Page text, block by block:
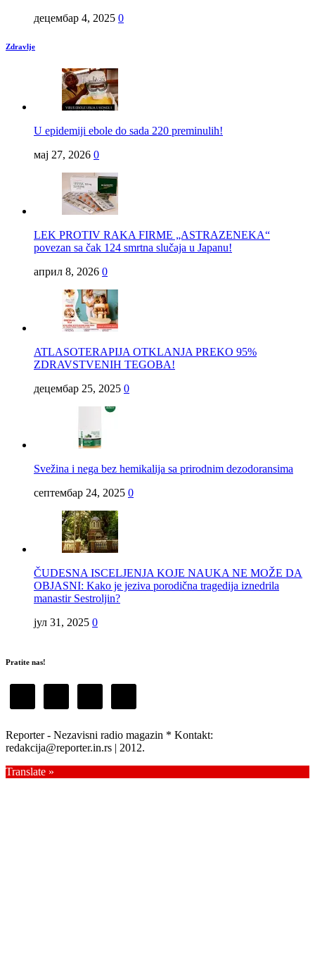
децембар 4, 2025 0
Zdravlje
U epidemiji ebole do sada 220 preminulih!
мај 27, 2026 0
LEK PROTIV RAKA FIRME „ASTRAZENEKA“
povezan sa čak 124 smrtna slučaja u Japanu!
април 8, 2026 0
ATLASOTERAPIJA OTKLANJA PREKO 95%
ZDRAVSTVENIH TEGOBA!
децембар 25, 2025 0
Svežina i nega bez hemikalija sa prirodnim dezodoransima
септембар 24, 2025 0
ČUDESNA ISCELJENJA KOJE NAUKA NE MOŽE DA
OBJASNI: Kako je jeziva porodična tragedija iznedrila
manastir Sestroljin?
јул 31, 2025 0
Pratite nas!
Reporter - Nezavisni radio magazin * Kontakt:
redakcija@reporter.in.rs | 2012.
Translate »